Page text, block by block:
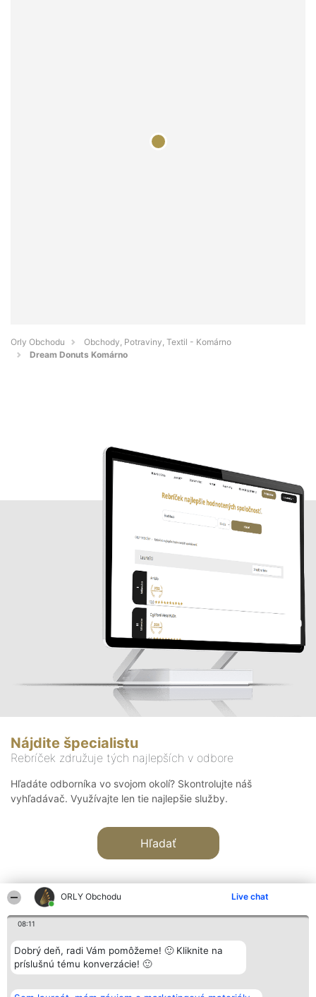
ORLY Obchodu Live chat
08:11
Dobrý deň, radi Vám pomôžeme! 🙂 Kliknite na
príslušnú tému konverzácie! 🙂
Orly Obchodu
Obchody, Potraviny, Textil - Komárno
Dream Donuts Komárno
Nájdite špecialistu
Rebríček združuje tých najlepších v odbore
Hľadáte odborníka vo svojom okolí? Skontrolujte náš
vyhľadávač. Využívajte len tie najlepšie služby.
Hľadať
Organizátor hodnotenia
Bright Side Solutions sp. z o.
o. sp. k.
Wrocław 50-079
Hodnotenie
Laureáti
Lista
Laureatów
Kontakt
Kontakt